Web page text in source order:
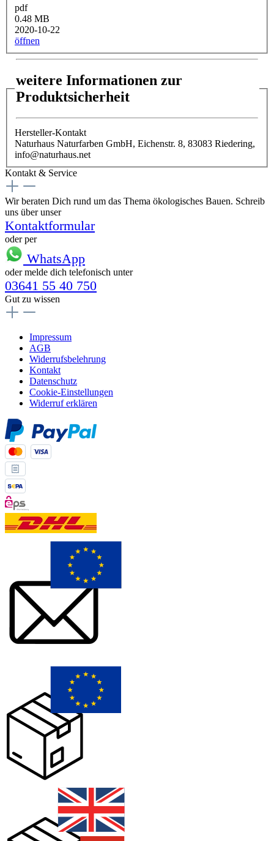
pdf
0.48 MB
2020-10-22
öffnen
weitere Informationen zur
Produktsicherheit
Hersteller-Kontakt
Naturhaus Naturfarben GmbH, Eichenstr. 8, 83083 Riedering,
info@naturhaus.net
Kontakt & Service
Wir beraten Dich rund um das Thema ökologisches Bauen. Schreib
uns über unser
Kontaktformular
oder per
WhatsApp
oder melde dich telefonisch unter
03641 55 40 750
Gut zu wissen
Impressum
AGB
Widerrufsbelehrung
Kontakt
Datenschutz
Cookie-Einstellungen
Widerruf erklären